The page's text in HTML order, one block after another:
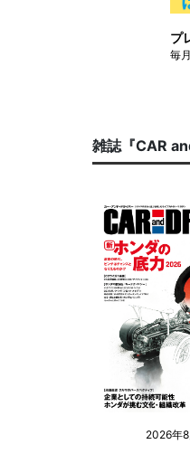
プ
毎
雑誌『CAR
2026年